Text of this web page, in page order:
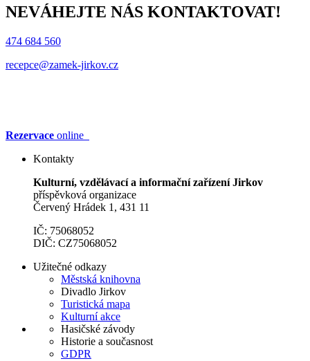
NEVÁHEJTE NÁS KONTAKTOVAT!
474 684 560
recepce@zamek-jirkov.cz
Rezervace online
Kontakty
Kulturní, vzdělávací a informační zařízení Jirkov
příspěvková organizace
Červený Hrádek 1, 431 11
IČ: 75068052
DIČ: CZ75068052
Užitečné odkazy
Městská knihovna
Divadlo Jirkov
Turistická mapa
Kulturní akce
Hasičské závody
Historie a současnost
GDPR